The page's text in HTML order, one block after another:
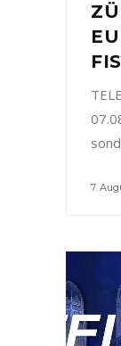
7.